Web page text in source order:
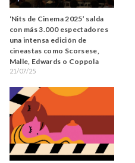
‘Nits de Cinema 2025’ salda
con más 3.000 espectadores
una intensa edición de
cineastas como Scorsese,
Malle, Edwards o Coppola
21/07/25